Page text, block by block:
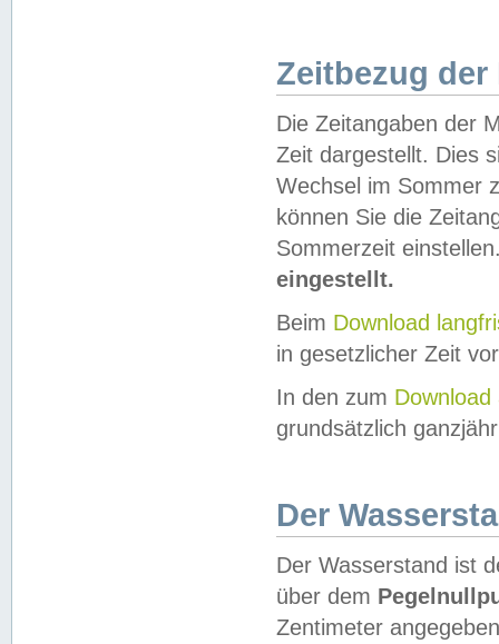
Zeitbezug der
Die Zeitangaben der
Zeit dargestellt. Dies
Wechsel im Sommer
können Sie die
Sommerzeit
eingestellt.
Beim Download
in gesetzlicher Zeit
In den zum Download
grundsätzlich
Der
Der Wasserstand ist
über dem
Zentimeter